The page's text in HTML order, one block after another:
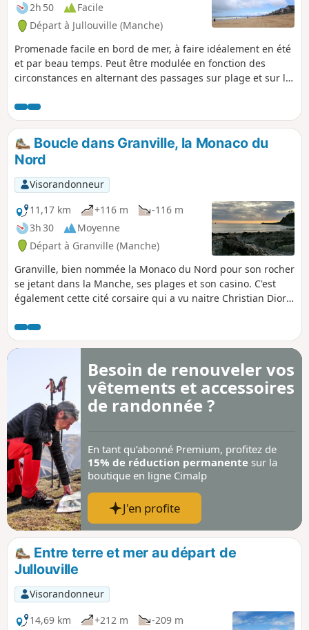
2h 50
Facile
Départ à Jullouville (Manche)
Promenade facile en bord de mer, à faire idéalement en été
et par beau temps. Peut être modulée en fonction des
circonstances en alternant des passages sur plage et sur le
Boucle dans Granville, la Monaco du
Nord
Visorandonneur
11,17 km
+116 m
-116 m
3h 30
Moyenne
Départ à Granville (Manche)
Granville, bien nommée la Monaco du Nord pour son rocher
se jetant dans la Manche, ses plages et son casino. C'est
également cette cité corsaire qui a vu naitre Christian Dior,
maison natale de cet illustre couturier.
Besoin de renouveler vos
vêtements et accessoires
de randonnée ?
En tant qu’abonné Premium, profitez de
15% de réduction permanente sur la
boutique en ligne Cimalp
J'en profite
Entre terre et mer au départ de
Jullouville
Visorandonneur
14,69 km
+212 m -209 m